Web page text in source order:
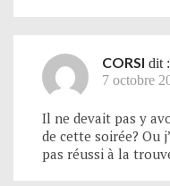
CORSI dit :
7 octobre
Il ne devait pas y
de cette soirée? Ou
pas réussi à la